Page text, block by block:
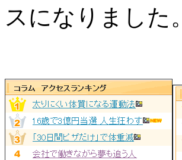
スになりました。